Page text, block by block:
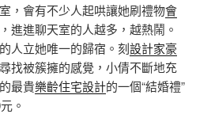
，會有不少人起哄讓她刷禮物會
進進聊天室的人越多，越熱鬧。
人立她唯一的歸宿。刻設計家豪
找被簇擁的感覺，小倩不斷地充
最貴樂齡住宅設計的一個“結婚禮”
。